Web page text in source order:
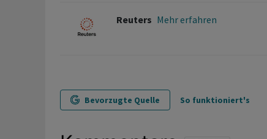
Reuters Mehr erfahren
Bevorzugte Quelle So funktioniert's